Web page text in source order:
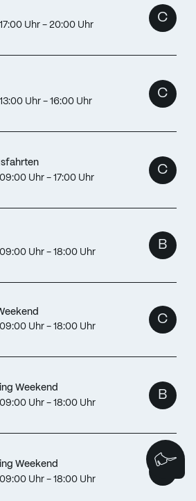
17:00 Uhr - 20:00 Uhr
C
13:00 Uhr - 16:00 Uhr
C
09:00 Uhr - 17:00 Uhr
C
09:00 Uhr - 18:00 Uhr
B
09:00 Uhr - 18:00 Uhr
C
Weekend
09:00 Uhr - 18:00 Uhr
B
Weekend
09:00 Uhr - 18:00 Uhr